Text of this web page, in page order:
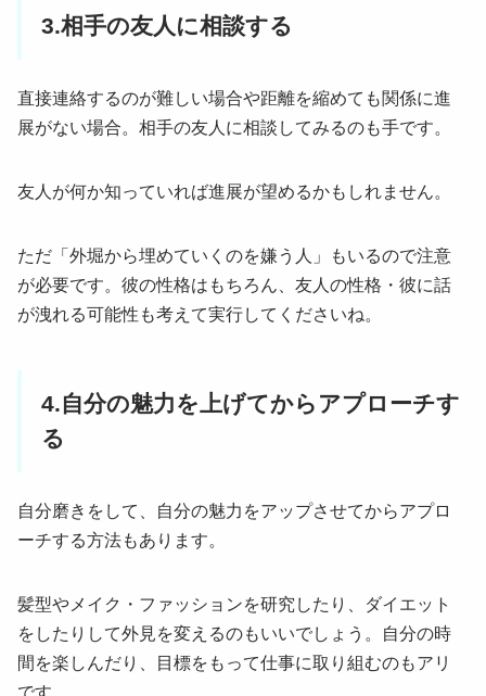
3.相手の友人に相談する
直接連絡するのが難しい場合や距離を縮めても関係に進
展がない場合。相手の友人に相談してみるのも手です。
友人が何か知っていれば進展が望めるかもしれません。
ただ「外堀から埋めていくのを嫌う人」もいるので注意
が必要です。彼の性格はもちろん、友人の性格・彼に話
が洩れる可能性も考えて実行してくださいね。
4.自分の魅力を上げてからアプローチす
る
自分磨きをして、自分の魅力をアップさせてからアプロ
ーチする方法もあります。
髪型やメイク・ファッションを研究したり、ダイエット
をしたりして外見を変えるのもいいでしょう。自分の時
間を楽しんだり、目標をもって仕事に取り組むのもアリ
です。